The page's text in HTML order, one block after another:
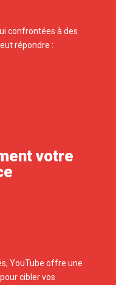
confrontées à des
répondre :
votre
YouTube offre une
cibler vos